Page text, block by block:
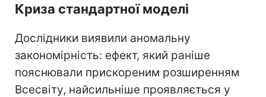
Криза стандартної моделі
Дослідники виявили аномальну
закономірність: ефект, який раніше
пояснювали прискореним розширенням
Всесвіту, найсильніше проявляється у